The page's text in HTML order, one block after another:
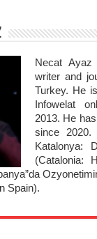
Necat
writer and
Turkey. He
Infowelat
2013. He
since
Katalonya:
(Catalonia:
Spain).